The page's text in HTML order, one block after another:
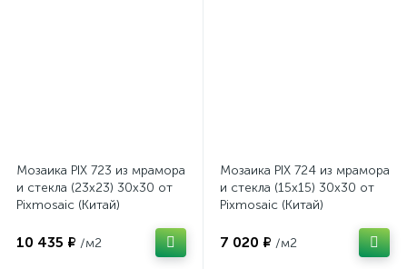
Мозаика PIX 723 из мрамора
и стекла (23x23) 30x30 от
Pixmosaic (Китай)
10 435 ₽ /м2
Мозаика PIX 724 из мрамора
и стекла (15x15) 30x30 от
Pixmosaic (Китай)
7 020 ₽ /м2